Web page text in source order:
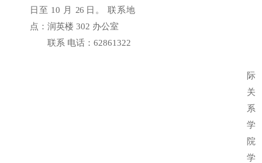
日至 10 月 26 日。
联系地
点：润英楼 302 办公室
联系 电话：62861322
际
关
系
学
院
学